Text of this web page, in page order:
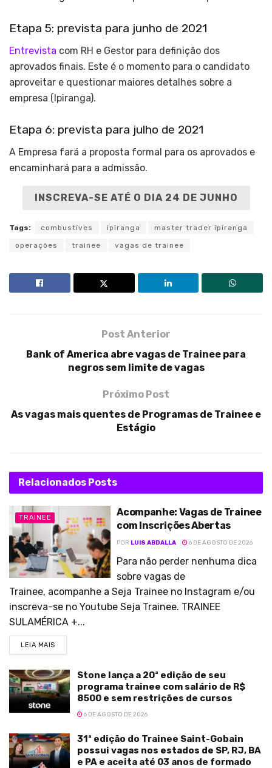
Etapa 5: prevista para junho de 2021
Entrevista com RH e Gestor para definição dos
aprovados finais. Este é o momento para o candidato
aproveitar e questionar maiores detalhes sobre a
empresa (Ipiranga).
Etapa 6: prevista para julho de 2021
A Empresa fará a proposta formal para os aprovados e
encaminhará para a admissão.
INSCREVA-SE ATÉ O DIA 24 DE JUNHO
Tags: combustíves ipiranga master trader ipiranga
operações trainee vagas de trainee
Post Anterior
Bank of America abre vagas de Trainee para
negros sem limite de vagas
Próximo Post
As vagas mais quentes de Programas de Trainee e
Estágio
Relacionados Posts
TRAINEE
Acompanhe: Vagas de Trainee
com Inscrições Abertas
POR LUIS ABDALLA 6 DE AGOSTO DE 2026
Para não perder nenhuma dica
sobre vagas de
Trainee, acompanhe a Seja Trainee no Instagram e/ou
inscreva-se no Youtube Seja Trainee. TRAINEE
SULAMÉRICA +...
LEIA MAIS
Stone lança a 20ª edição de seu
programa trainee com salário de R$
8500 e sem restrições de cursos
6 DE AGOSTO DE 2026
31ª edição do Trainee Saint-Gobain
possui vagas nos estados de SP, RJ, BA
e PA e aceita até 03 anos de formado